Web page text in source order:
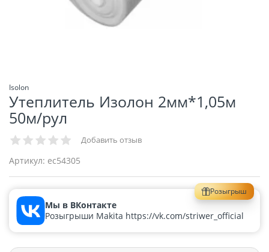
Isolon
Утеплитель Изолон 2мм*1,05м
50м/рул
Добавить отзыв
Артикул: ec54305
Розыгрыш
Мы в ВКонтакте
Розыгрыши Makita https://vk.com/striwer_official